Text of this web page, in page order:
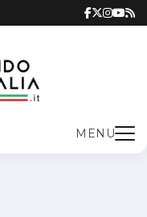
MENU